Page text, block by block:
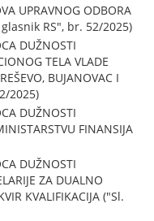
UPRAVNOG ODBORA
glasnik RS", br. 52/2025)
DUŽNOSTI
TELA VLADE
BUJANOVAC I
2025)
DUŽNOSTI
FINANSIJA
DUŽNOSTI
ZA DUALNO
KVALIFIKACIJA ("Sl.